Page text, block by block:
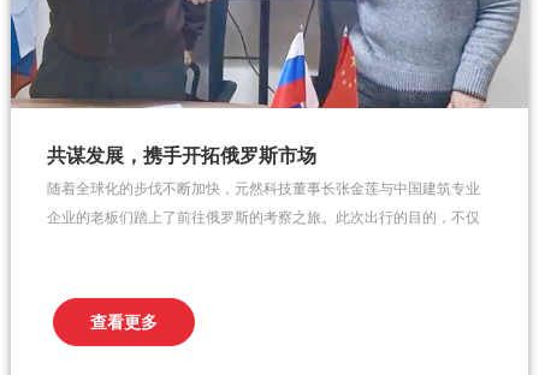
共谋发展，携手开拓俄罗斯市场
随着全球化的步伐不断加快，元然科技董事长张金莲与中国建筑专业
企业的老板们踏上了前往俄罗斯的考察之旅。此次出行的目的，不仅
考察工作中。张董与团队成员首先参观了当地的建筑工地和建材市
场，详细了解了俄罗斯的...
查看更多